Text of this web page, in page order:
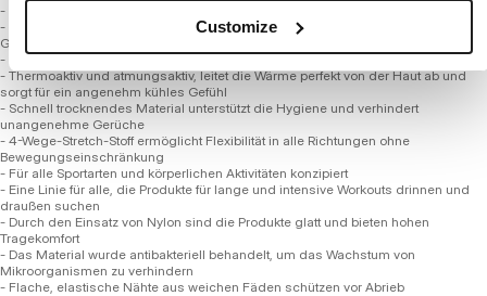
Customize
- Bequeme reguläre Passform
- Hergestellt aus hochwertigen Polyamidfasern mit zusätzlichem elastischem
Garn
- Deutlich verfeinerte Stoffmischung im Vergleich zu gängigen Marktprodukten
- Thermoaktiv und atmungsaktiv, leitet die Wärme perfekt von der Haut ab und
sorgt für ein angenehm kühles Gefühl
- Schnell trocknendes Material unterstützt die Hygiene und verhindert
unangenehme Gerüche
- 4-Wege-Stretch-Stoff ermöglicht Flexibilität in alle Richtungen ohne
Bewegungseinschränkung
- Für alle Sportarten und körperlichen Aktivitäten konzipiert
- Eine Linie für alle, die Produkte für lange und intensive Workouts drinnen und
draußen suchen
- Durch den Einsatz von Nylon sind die Produkte glatt und bieten hohen
Tragekomfort
- Das Material wurde antibakteriell behandelt, um das Wachstum von
Mikroorganismen zu verhindern
- Flache, elastische Nähte aus weichen Fäden schützen vor Abrieb